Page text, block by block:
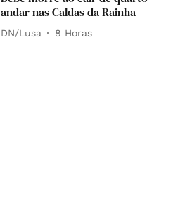
andar nas Caldas da Rainha
DN/Lusa 8 Horas